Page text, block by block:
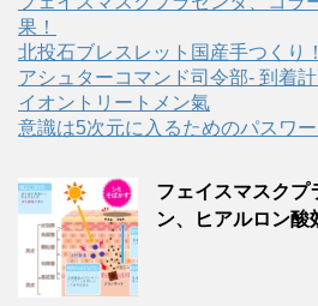
果！
北投石ブレスレット国産手つくり！
アシュターコマンド司令部- 到着
イオントリートメン氣
意識は5次元に入るためのパスワ
フェイスマスクプ
ン、ヒアルロン酸